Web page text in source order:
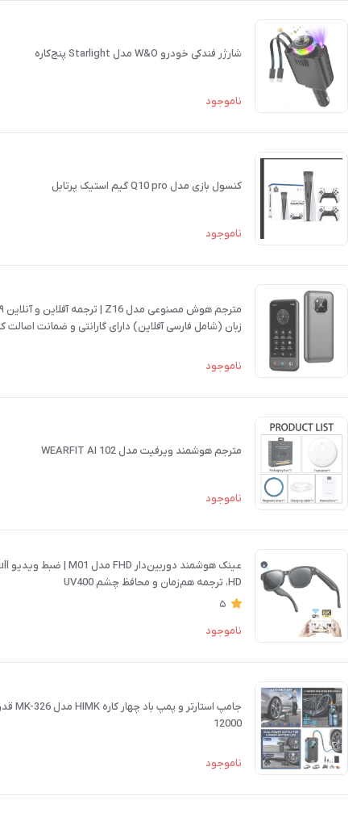
شارژر فندکی خودرو W&O مدل Starlight پنج‌کاره
ناموجود
کنسول بازی مدل Q10 pro گیم استیک پرتابل
ناموجود
مترجم هوش مصنوعی مدل Z16 | ترجمه آفلاین و آنلاین ۱۳۹
زبان (شامل فارسی آفلاین) دارای گارانتی و ضمانت اصالت کالا
ناموجود
مترجم هوشمند ویرفیت مدل WEARFIT AI 102
ناموجود
عینک هوشمند دوربین‌دار FHD مدل M01 | ضبط ویدیو Full
HD، ترجمه هم‌زمان و محافظ چشم UV400
ناموجود
جامپ استارتر و پمپ باد چهار کاره HIMK مدل MK-326 قدرت
12000
ناموجود